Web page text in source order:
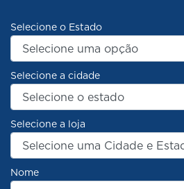
Selecione o Estado
Selecione a cidade
Selecione a loja
Nome